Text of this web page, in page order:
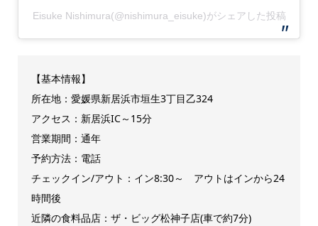
Eisuke Nishimura(@nishimura_eisuke)がシェアした投稿
【基本情報】
所在地：愛媛県新居浜市垣生3丁目乙324
アクセス：新居浜IC～15分
営業期間：通年
予約方法：電話
チェックイン/アウト：イン8:30～ アウトはインから24
時間後
近隣の食料品店：ザ・ビッグ松神子店(車で約7分)